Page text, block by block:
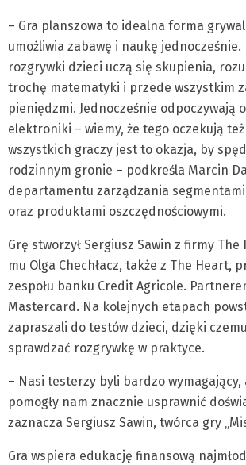
– Gra planszowa to idealna forma
umożliwia zabawę i naukę jednocześnie.
rozgrywki dzieci uczą się skupienia,
trochę matematyki i przede wszystkim
pieniędzmi. Jednocześnie odpoczywają
elektroniki – wiemy, że tego oczekują
wszystkich graczy jest to okazja, by
rodzinnym gronie – podkreśla Marcin
departamentu zarządzania
oraz produktami oszczędnościowymi.
Grę stworzył Sergiusz Sawin z firmy The
mu Olga Chechłacz, także z The Heart,
zespołu banku Credit Agricole.
Mastercard. Na kolejnych etapach
zapraszali do testów dzieci, dzięki
sprawdzać rozgrywkę w praktyce.
– Nasi testerzy byli bardzo wymagający,
pomogły nam znacznie usprawnić
zaznacza Sergiusz Sawin, twórca gry
Gra wspiera edukację finansową